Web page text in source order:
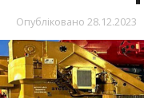
Опубліковано 28.12.2023